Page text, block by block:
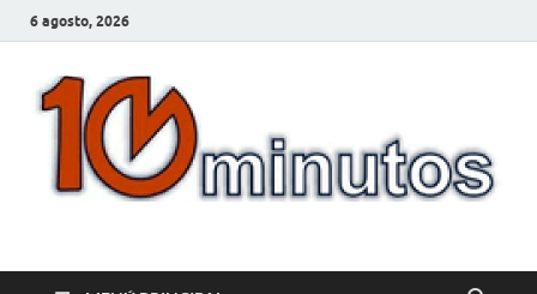
6 agosto, 2026
10minutos.com.uy